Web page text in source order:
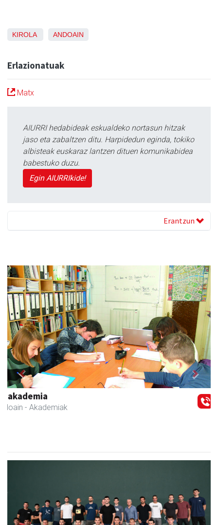
KIROLA ANDOAIN
Erlazionatuak
Matx
AIURRI hedabideak eskualdeko nortasun hitzak
jaso eta zabaltzen ditu. Harpidedun eginda, tokiko
albisteak euskaraz lantzen dituen komunikabidea
babestuko duzu.
Egin AIURRIkide!
Erantzun
Aldama tapia aholkularitza
Andoain - Aholkularitza
Previous Next